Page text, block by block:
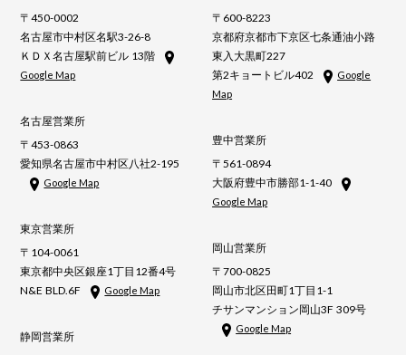
〒450-0002
名古屋市中村区名駅3-26-8
ＫＤＸ名古屋駅前ビル 13階
Google Map
名古屋営業所
〒453-0863
愛知県名古屋市中村区八社2-195
Google Map
東京営業所
〒104-0061
東京都中央区銀座1丁目12番4号
N&E BLD.6F
Google Map
静岡営業所
〒600-8223
京都府京都市下京区七条通油小路
東入大黒町227
第2キョートビル402
Google
Map
豊中営業所
〒561-0894
大阪府豊中市勝部1-1-40
Google Map
岡山営業所
〒700-0825
岡山市北区田町1丁目1-1
チサンマンション岡山3F 309号
Google Map